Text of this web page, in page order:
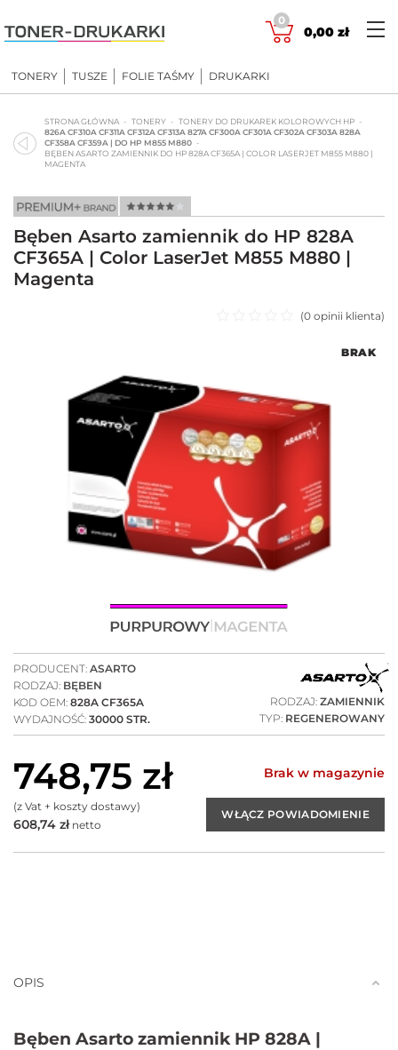
to
content
0
0,00 zł
TONERY TUSZE FOLIE TAŚMY DRUKARKI
STRONA GŁÓWNA TONERY
TONERY DO DRUKAREK KOLOROWYCH HP
826A CF310A CF311A CF312A CF313A 827A CF300A CF301A CF302A CF303A 828A
CF358A CF359A | DO HP M855 M880
BĘBEN ASARTO ZAMIENNIK DO HP 828A CF365A | COLOR LASERJET M855 M880 |
MAGENTA
Bęben Asarto zamiennik do HP 828A
CF365A | Color LaserJet M855 M880 |
Magenta
(0 opinii klienta)
BRAK
PRODUCENT: ASARTO
RODZAJ: BĘBEN
KOD OEM: 828A CF365A
WYDAJNOŚĆ: 30000 STR.
RODZAJ: ZAMIENNIK
TYP: REGENEROWANY
748,75 zł
(z Vat + koszty dostawy)
608,74 złnetto
Brak w magazynie
OPIS
Bęben Asarto zamiennik HP 828A |